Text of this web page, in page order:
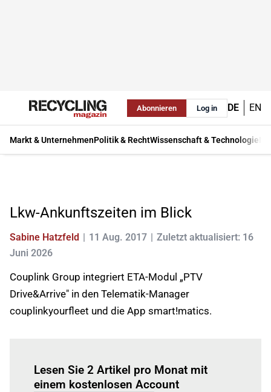
Abonnieren Log in DE EN
Markt & UnternehmenPolitik & RechtWissenschaft & Technologie
Lkw-Ankunftszeiten im Blick
Sabine Hatzfeld 11 Aug. 2017
Zuletzt aktualisiert: 16
Juni 2026
Couplink Group integriert ETA-Modul „PTV
Drive&Arrive" in den Telematik-Manager
couplinkyourfleet und die App smart!matics.
Lesen Sie 2 Artikel pro Monat mit
einem kostenlosen Account